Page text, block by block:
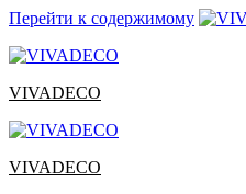
Перейти к содержимому
VIVADECO
VIVADECO